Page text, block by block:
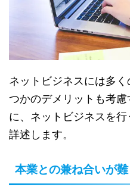
ネットビジネスには多
つかのデメリットも考
に、ネットビジネスを
詳述します。
本業との兼ね合いが